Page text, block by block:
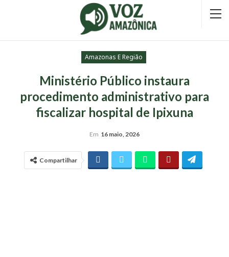
Amazonas E Região
Ministério Público instaura
procedimento administrativo para
fiscalizar hospital de Ipixuna
Em 16 maio, 2026
Compartilhar